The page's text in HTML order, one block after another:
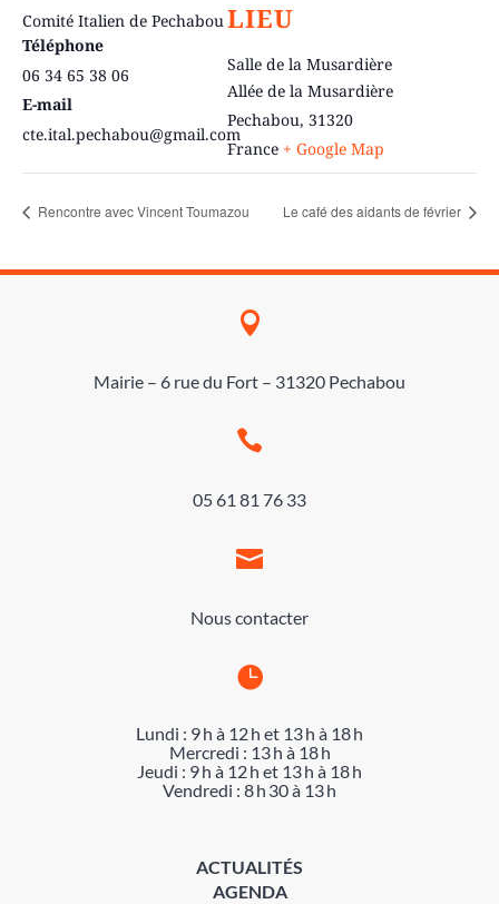
Comité Italien de Pechabou
Téléphone
06 34 65 38 06
E-mail
cte.ital.pechabou@gmail.com
LIEU
Salle de la Musardière
Allée de la Musardière
Pechabou, 31320
France + Google Map
Rencontre avec Vincent Toumazou Le café des aidants de février

Mairie – 6 rue du Fort – 31320 Pechabou

05 61 81 76 33

Nous contacter

Lundi : 9 h à 12 h et 13 h à 18 h
Mercredi : 13 h à 18 h
Jeudi : 9 h à 12 h et 13 h à 18 h
Vendredi : 8 h 30 à 13 h
ACTUALITÉS
AGENDA